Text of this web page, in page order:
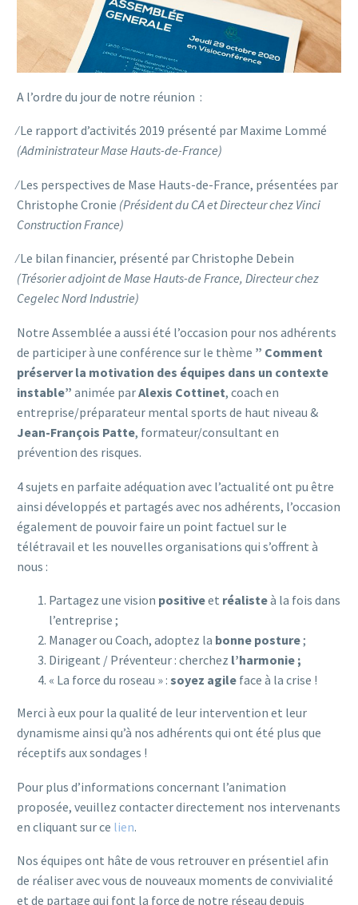
A l’ordre du jour de notre réunion :
⁄ Le rapport d’activités 2019 présenté par Maxime Lommé
(Administrateur Mase Hauts-de-France)
⁄ Les perspectives de Mase Hauts-de-France, présentées par
Christophe Cronie (Président du CA et Directeur chez Vinci
Construction France)
⁄ Le bilan financier, présenté par Christophe Debein
(Trésorier adjoint de Mase Hauts-de France, Directeur chez
Cegelec Nord Industrie)
Notre Assemblée a aussi été l’occasion pour nos adhérents
de participer à une conférence sur le thème ” Comment
préserver la motivation des équipes dans un contexte
instable” animée parAlexis Cottinet, coach en
entreprise/préparateur mental sports de haut niveau &
Jean-François Patte, formateur/consultant en
prévention des risques.
4 sujets en parfaite adéquation avec l’actualité ont pu être
ainsi développés et partagés avec nos adhérents, l’occasion
également de pouvoir faire un point factuel sur le
télétravail et les nouvelles organisations qui s’offrent à
nous :
Partagez une vision positiveet réalisteà la fois dans
l’entreprise ;
Manager ou Coach, adoptez la bonne posture;
Dirigeant / Préventeur : cherchez l’harmonie ;
« La force du roseau » : soyez agile face à la crise !
Merci à eux pour la qualité de leur intervention et leur
dynamisme ainsi qu’à nos adhérents qui ont été plus que
réceptifs aux sondages !
Pour plus d’informations concernant l’animation
proposée, veuillez contacter directement nos intervenants
en cliquant sur ce lien.
Nos équipes ont hâte de vous retrouver en présentiel afin
de réaliser avec vous de nouveaux moments de convivialité
et de partage qui font la force de notre réseau depuis